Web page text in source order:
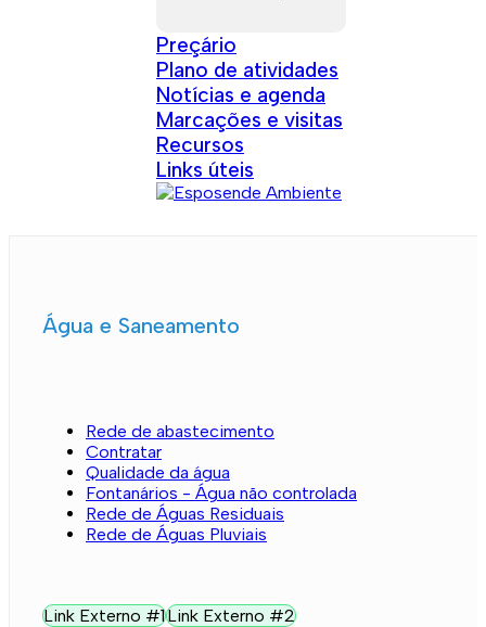
Preçário
Plano de atividades
Notícias e agenda
Marcações e visitas
Recursos
Links úteis
Água e Saneamento
Rede de abastecimento
Contratar
Qualidade da água
Fontanários - Água não controlada
Rede de Águas Residuais
Rede de Águas Pluviais
Link Externo #1Link Externo #2